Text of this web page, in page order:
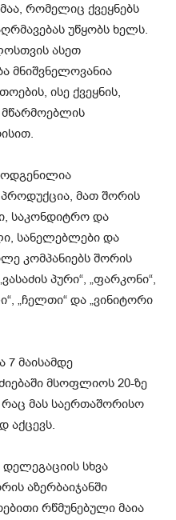
რომელიც ქვეყნებს
უწყობს ხელს.
ასეთ
მნიშვნელოვანია
ისე ქვეყნის,
მათ შორის
საკონდიტრო და
სანელებლები და
კომპანიებს შორის
პური“, „ფარკონი“,
„ჩელთი“ და „ვინიტორი
7 მაისამდე
მსოფლიოს 20-ზე
რაც მას საერთაშორისო
აქცევს.
სხვა
აზერბაიჯანში
რწმუნებული მაია